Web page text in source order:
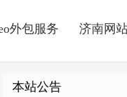
外包服务 济南网
本站公告